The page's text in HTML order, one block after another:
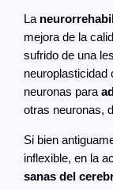
La
mejora de la
sufrido de una
neuroplasticidad
neuronas para
otras neuronas,
Si bien
inflexible, en la
sanas del